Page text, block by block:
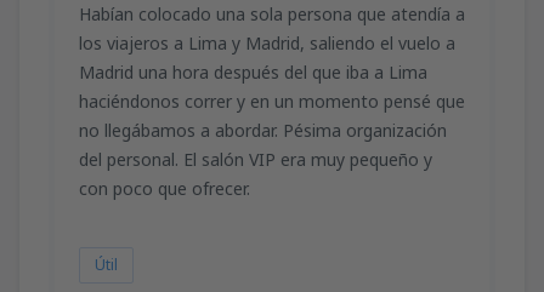
Habían colocado una sola persona que atendía a
los viajeros a Lima y Madrid, saliendo el vuelo a
Madrid una hora después del que iba a Lima
haciéndonos correr y en un momento pensé que
no llegábamos a abordar. Pésima organización
del personal. El salón VIP era muy pequeño y
con poco que ofrecer.
Útil